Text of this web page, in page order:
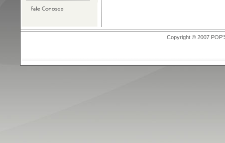
Copyright © 2007